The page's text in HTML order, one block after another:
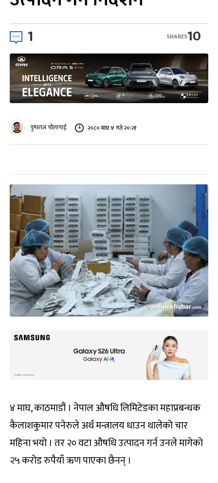
1 10
SHARES
पुष्पराज चौलागाईं २०८० माघ ४ गते २०:२१
४ माघ, काठमाडौं । नेपाल औषधि लिमिटेडका महाप्रबन्धक
कैलाशकुमार पनेरुले अर्थ मन्त्रालय धाउन थालेको चार
महिना भयो । तर २० वटा औषधि उत्पादन गर्न उनले मागेको
२५ करोड रुपैयाँ ऋण पाएका छैनन् ।